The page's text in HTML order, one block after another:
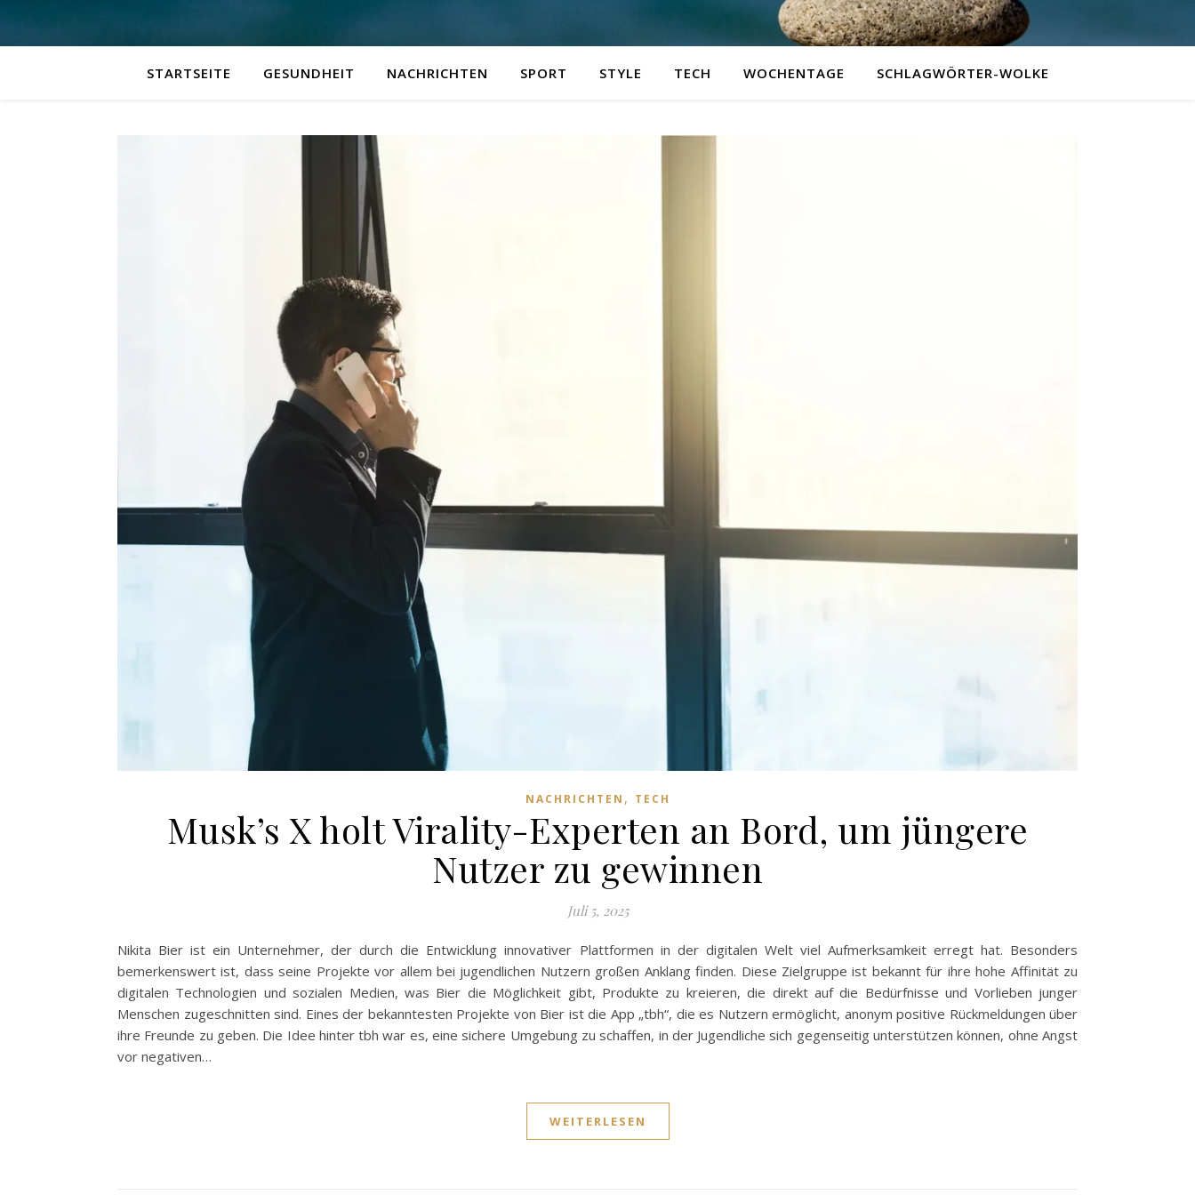
STARTSEITE GESUNDHEIT NACHRICHTEN SPORT STYLE TECH WOCHENTAGE SCHLAGWÖRTER-WOLKE
NACHRICHTEN , TECH
Musk’s X holt Virality-Experten an Bord, um jüngere
Nutzer zu gewinnen
Juli 5, 2025
Nikita Bier ist ein Unternehmer, der durch die Entwicklung innovativer Plattformen in der digitalen Welt viel Aufmerksamkeit erregt hat. Besonders
bemerkenswert ist, dass seine Projekte vor allem bei jugendlichen Nutzern großen Anklang finden. Diese Zielgruppe ist bekannt für ihre hohe Affinität zu
digitalen Technologien und sozialen Medien, was Bier die Möglichkeit gibt, Produkte zu kreieren, die direkt auf die Bedürfnisse und Vorlieben junger
Menschen zugeschnitten sind. Eines der bekanntesten Projekte von Bier ist die App „tbh“, die es Nutzern ermöglicht, anonym positive Rückmeldungen über
ihre Freunde zu geben. Die Idee hinter tbh war es, eine sichere Umgebung zu schaffen, in der Jugendliche sich gegenseitig unterstützen können, ohne Angst
vor negativen…
WEITERLESEN